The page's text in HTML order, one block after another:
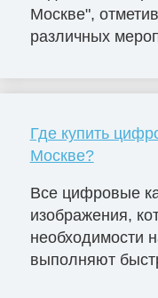
Москве",
различных
Где купить
Москве?
Все цифровые
изображения,
необходимости
выполняют